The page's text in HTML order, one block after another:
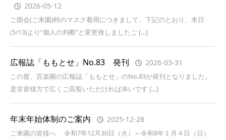
2026-05-12
ご面会(ご来園)時のマスク着用につきまして、下記のとおり、本日
(5/13)より”個人の判断”と変更致しましたご […]
広報誌「ももとせ」No.83 発刊 2026-03-31
この度、百楽園の広報誌「ももとせ」のNo.83が発刊となりました。
是非皆様方で広くご高覧いただければ幸いです […]
年末年始体制のご案内 2025-12-28
ご来園の皆様へ 令和7年12月30日（火）～令和8年１月４日（日）